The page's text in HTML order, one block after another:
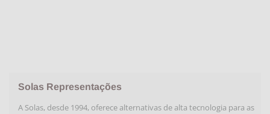
Solas Representações
A Solas, desde 1994, oferece alternativas de alta tecnologia para as